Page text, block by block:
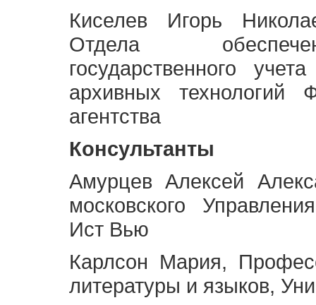
Киселев Игорь
Отдела
государственного
архивных технологий
агентства
Консультанты
Амурцев Алексей
московского
Ист Вью
Карлсон Мария,
литературы и языков,